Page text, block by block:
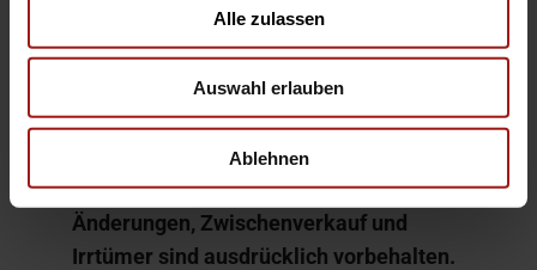
Alle zulassen
Auswahl erlauben
Ablehnen
Hier finden Sie alle Bilder in XL-Größe:
814-HOOPMW029268-10
Für Bilder im XL-Format geben Sie
diesen Code aufwww.aosXL.de
Änderungen, Zwischenverkauf und
Irrtümer sind ausdrücklich vorbehalten.